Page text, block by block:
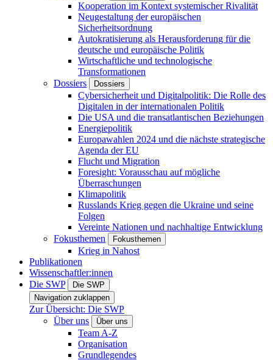
Kooperation im Kontext systemischer Rivalität
Neugestaltung der europäischen
Sicherheitsordnung
Autokratisierung als Herausforderung für die
deutsche und europäische Politik
Wirtschaftliche und technologische
Transformationen
Dossiers
Dossiers
Cybersicherheit und Digitalpolitik: Die Rolle des
Digitalen in der internationalen Politik
Die USA und die transatlantischen Beziehungen
Energiepolitik
Europawahlen 2024 und die nächste strategische
Agenda der EU
Flucht und Migration
Foresight: Vorausschau auf mögliche
Überraschungen
Klimapolitik
Russlands Krieg gegen die Ukraine und seine
Folgen
Vereinte Nationen und nachhaltige Entwicklung
Fokusthemen
Fokusthemen
Krieg in Nahost
Publikationen
Wissenschaftler:innen
Die SWP
Die SWP
Navigation zuklappen
Zur Übersicht: Die SWP
Über uns
Über uns
Team A-Z
Organisation
Grundlegendes